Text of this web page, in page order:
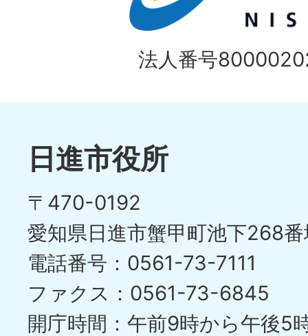
イ
ド
目
の
イ
目
の
ス
ラ
イ
ド
法人番号
日進市役所
〒470-0192
愛知県日進市蟹甲町池下268
電話番号：0561-73-7111
ファクス：0561-73-6845
開庁時間：午前9時から午後5